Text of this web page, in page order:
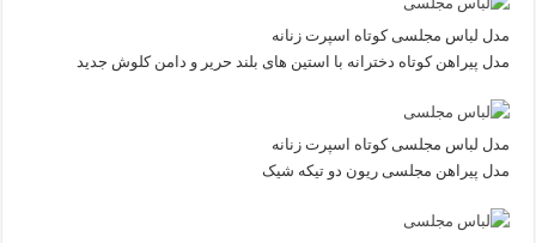
مدل لباس مجلسی کوتاه اسپرت زنانه
مدل پیراهن کوتاه دخترانه با استین های بلند حریر و دامن کلوش جدید
مدل لباس مجلسی کوتاه اسپرت زنانه
مدل پیراهن مجلسی ریون دو تیکه شیک